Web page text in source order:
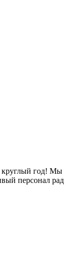
круглый год! Мы
персонал рад